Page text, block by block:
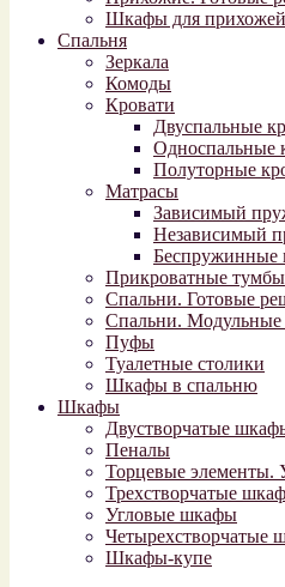
Шкафы для прихожей
Спальня
Зеркала
Комоды
Кровати
Двуспальные
Односпальные
Полуторные
Матрасы
Зависимый
Независимый
Беспружинные
Прикроватные тумбы
Спальни. Готовые
Спальни. Модульные
Пуфы
Туалетные столики
Шкафы в спальню
Шкафы
Двустворчатые
Пеналы
Торцевые элементы.
Трехстворчатые
Угловые шкафы
Четырехстворчатые
Шкафы-купе